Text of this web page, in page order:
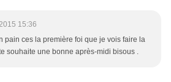
15:36
pain ces la première foi que je vois faire la
souhaite une bonne après-midi bisous .